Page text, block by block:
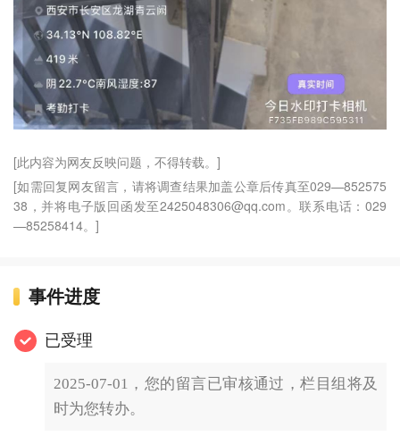
[此内容为网友反映问题，不得转载。]
[如需回复网友留言，请将调查结果加盖公章后传真至029—852575
38，并将电子版回函发至2425048306@qq.com。联系电话：029
—85258414。]
事件进度
已受理
2025-07-01，您的留言已审核通过，栏目组将及
时为您转办。